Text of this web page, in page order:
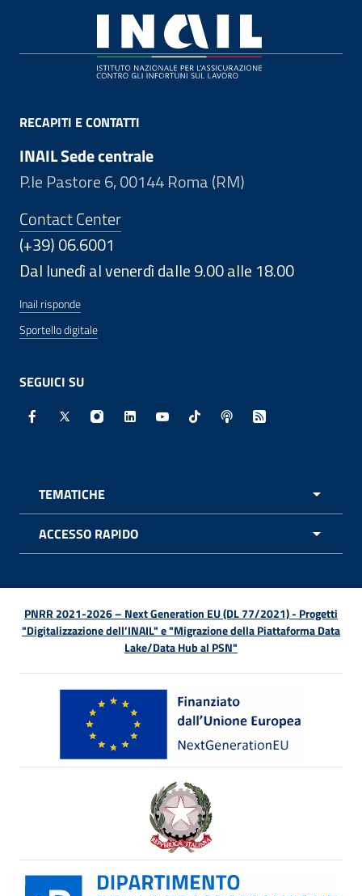
RECAPITI E CONTATTI
INAIL Sede centrale
P.le Pastore 6, 00144 Roma (RM)
Contact Center
(+39) 06.6001
Dal lunedì al venerdì dalle 9.00 alle 18.00
Inail risponde
Sportello digitale
SEGUICI SU
Facebook - Sito esterno - Apertura in nuova finestra
X - Sito esterno - Apertura in nuova finestra
Instagram - Sito esterno - Apertura in
Linkedin - Sito esterno - Apertura in
Youtube - Sito esterno -
TikTok - Sito esterno -
Spreaker - Sito
Feed RSS -
TEMATICHE
ACCESSO RAPIDO
PNRR 2021-2026 – Next Generation EU (DL 77/2021) - Progetti
"Digitalizzazione dell’INAIL" e "Migrazione della Piattaforma Data
Lake/Data Hub al PSN"